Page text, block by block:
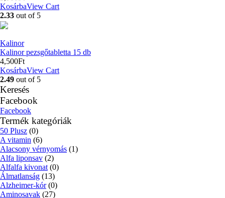
KosárbaView Cart
2.33 out of 5
Kalinor
Kalinor pezsgőtabletta 15 db
4,500Ft
KosárbaView Cart
2.49 out of 5
Keresés
Facebook
Facebook
Termék kategóriák
50 Plusz (0)
A vitamin (6)
Alacsony vérnyomás (1)
Alfa liponsav (2)
Alfalfa kivonat (0)
Álmatlanság (13)
Alzheimer-kór (0)
Aminosavak (27)